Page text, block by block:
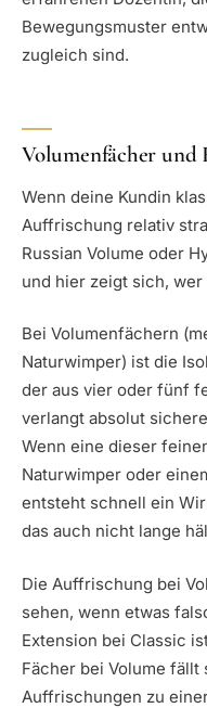
Bewegungsmuster
zugleich sind.
Volumenfächer
Wenn deine Kundin
Auffrischung relativ
Russian Volume oder
und hier zeigt sich,
Bei Volumenfächern
Naturwimper) ist die
der aus vier oder fünf
verlangt absolut
Wenn eine dieser
Naturwimper oder
entsteht schnell ein
das auch nicht lange
Die Auffrischung bei
sehen, wenn etwas
Extension bei Classic
Fächer bei Volume fällt
Auffrischungen zu